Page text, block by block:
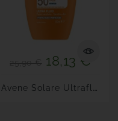
18,13 €
A
Vene Solare Ultrafluido...